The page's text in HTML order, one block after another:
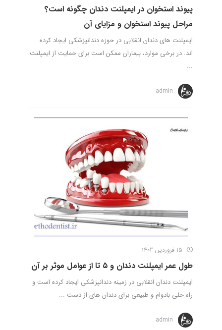
پیوند استخوان در ایمپلنت دندان چگونه است؟
مراحل پیوند استخوان و مزایای آن
ایمپلنت های دندان انقلابی در حوزه دندانپزشکی ایجاد کرده
اند. در برخی موارد، بیماران ممکن است برای حمایت از ایمپلنت
...
admin
طول عمر ایمپلنت دندان و ۵ تا از عوامل موثر بر آن
ایمپلنت دندان انقلابی در زمینه دندانپزشکی ایجاد کرده است و
راه حلی بادوام و طبیعی برای دندان های از دست ...
admin